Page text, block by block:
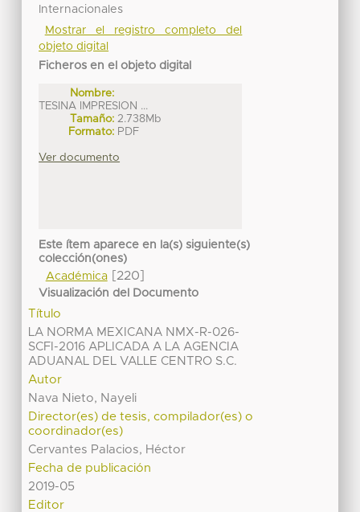
Internacionales
Mostrar el registro completo del
objeto digital
Ficheros en el objeto digital
Nombre:
TESINA IMPRESION ...
Tamaño: 2.738Mb
Formato: PDF
Ver documento
Este ítem aparece en la(s) siguiente(s)
colección(ones)
Académica[220]
Visualización del Documento
Título
LA NORMA MEXICANA NMX-R-026-
SCFI-2016 APLICADA A LA AGENCIA
ADUANAL DEL VALLE CENTRO S.C.
Autor
Nava Nieto, Nayeli
Director(es) de tesis, compilador(es) o
coordinador(es)
Cervantes Palacios, Héctor
Fecha de publicación
2019-05
Editor